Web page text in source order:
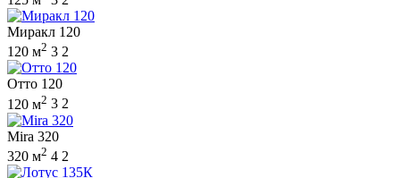
Миракл 120
120 м2 3 2
Отто 120
120 м2 3 2
Mira 320
320 м2 4 2